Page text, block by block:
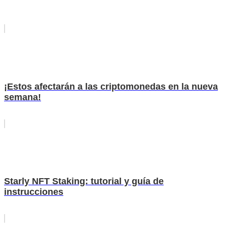
¡Estos afectarán a las criptomonedas en la nueva
semana!
Starly NFT Staking: tutorial y guía de
instrucciones